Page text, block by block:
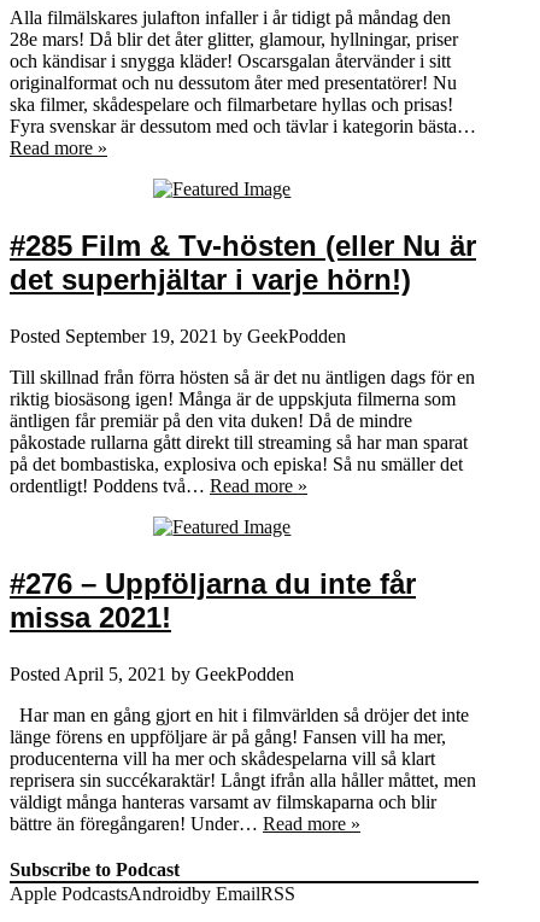
Alla filmälskares julafton infaller i år tidigt på måndag den
28e mars! Då blir det åter glitter, glamour, hyllningar, priser
och kändisar i snygga kläder! Oscarsgalan återvänder i sitt
originalformat och nu dessutom åter med presentatörer! Nu
ska filmer, skådespelare och filmarbetare hyllas och prisas!
Fyra svenskar är dessutom med och tävlar i kategorin bästa…
Read more »
#285 Film & Tv-hösten (eller Nu är
det superhjältar i varje hörn!)
Posted September 19, 2021 by GeekPodden
Till skillnad från förra hösten så är det nu äntligen dags för en
riktig biosäsong igen! Många är de uppskjuta filmerna som
äntligen får premiär på den vita duken! Då de mindre
påkostade rullarna gått direkt till streaming så har man sparat
på det bombastiska, explosiva och episka! Så nu smäller det
ordentligt! Poddens två… Read more »
#276 – Uppföljarna du inte får
missa 2021!
Posted April 5, 2021 by GeekPodden
Har man en gång gjort en hit i filmvärlden så dröjer det inte
länge förens en uppföljare är på gång! Fansen vill ha mer,
producenterna vill ha mer och skådespelarna vill så klart
reprisera sin succékaraktär! Långt ifrån alla håller måttet, men
väldigt många hanteras varsamt av filmskaparna och blir
bättre än föregångaren! Under… Read more »
Subscribe to Podcast
Apple PodcastsAndroidby EmailRSS